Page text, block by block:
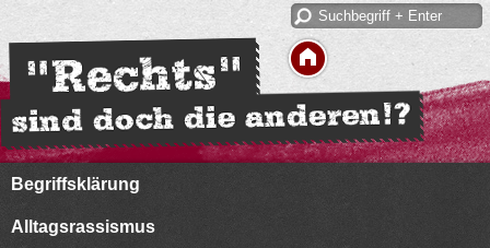
Begriffsklärung
Alltagsrassismus